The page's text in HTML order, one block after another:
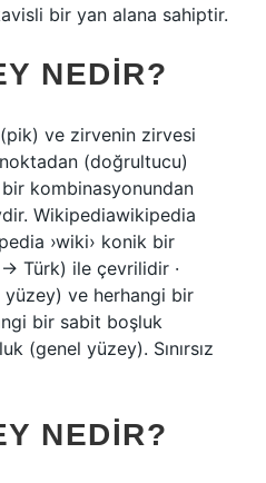
bir yan alana sahiptir.
NEDIR?
ve zirvenin zirvesi
(doğrultucu)
kombinasyonundan
Wikipediawikipedia
›wiki› konik bir
Türk) ile çevrilidir ·
ve herhangi bir
bir sabit boşluk
(genel yüzey). Sınırsız
NEDIR?